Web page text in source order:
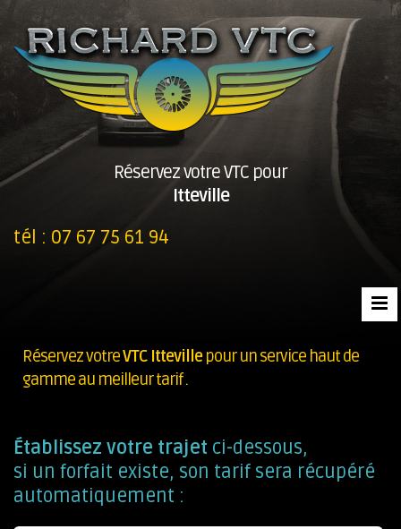
Réservez votre VTC pour
Itteville
tél : 07 67 75 61 94
Réservez votreVTC Ittevillepour un service haut de
gamme au meilleur tarif .
Établissez votre trajet ci-dessous,
si un forfait existe, son tarif sera récupéré
automatiquement :